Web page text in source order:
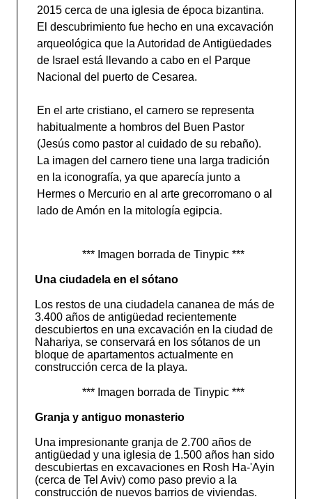
2015 cerca de una iglesia de época bizantina.
El descubrimiento fue hecho en una excavación
arqueológica que la Autoridad de Antigüedades
de Israel está llevando a cabo en el Parque
Nacional del puerto de Cesarea.
En el arte cristiano, el carnero se representa
habitualmente a hombros del Buen Pastor
(Jesús como pastor al cuidado de su rebaño).
La imagen del carnero tiene una larga tradición
en la iconografía, ya que aparecía junto a
Hermes o Mercurio en al arte grecorromano o al
lado de Amón en la mitología egipcia.
*** Imagen borrada de Tinypic ***
Una ciudadela en el sótano
Los restos de una ciudadela cananea de más de
3.400 años de antigüedad recientemente
descubiertos en una excavación en la ciudad de
Nahariya, se conservará en los sótanos de un
bloque de apartamentos actualmente en
construcción cerca de la playa.
*** Imagen borrada de Tinypic ***
Granja y antiguo monasterio
Una impresionante granja de 2.700 años de
antigüedad y una iglesia de 1.500 años han sido
descubiertas en excavaciones en Rosh Ha-'Ayin
(cerca de Tel Aviv) como paso previo a la
construcción de nuevos barrios de viviendas.